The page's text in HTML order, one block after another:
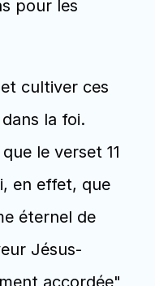
pour les
cultiver ces
la foi.
le verset 11
en effet, que
éternel de
Jésus-
accordée"